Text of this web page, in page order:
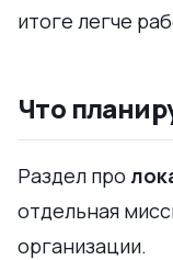
итоге легче
Что
Раздел про
отдельная
организации.